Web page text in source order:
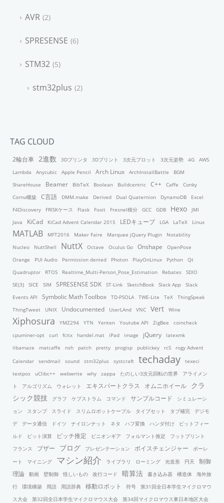
AVR 2
SPRESENSE 6
STM32 5
stm32plus 2
TAG CLOUD
2輪台車 2進数 3Dプリンタ 3Dプリント 3次元プロット 3次元姿勢 4G
AWS
Lambda
Anycubic Apple Pencil Arch Linux ArchInstallBattle
BGM
ShareHouse
Beamer BibTeX Boolean Buildcentric C++ Caffe
Conky
Cornu螺旋
C言語 DMM.make Derived Dual Quaternion DynamoDB
Excel
F4Discovery
FRISKケース Flask Foxit Fresnel積分 GCC GDB Hexo
JMI
Java
KiCad KiCad Advent Calendar 2015 LEDキューブ LGA LaTeX Linux
MATLAB MFT2016 Maker Faire Marquee jQuery Plugin
Notability
Nucleo
NuttShell NuttX Octave Oculus Go Onshape
OpenPose
Orange
PUI Audio Permission denied Photon PlayOnLinux Python
Qt
Quadruptor
RTOS Realtime_Multi-Person_Pose_Estimation Rebates
SDIO
SE(3)
SICE SIM SPRESENSE SDK ST-Link SketchBook Slack App
Slack
Events API
Symbolic Math Toolbox TD-PSOLA TWE-Lite TeX
ThingSpeak
ThingTweet
UNIX Undocumented UserLAnd VNC Vert Wine
Xiphosura YMZ294 YTN Yenten Youtube API ZigBee
coincheck
cpuminer-opt
curl fcitx handel.mat iPad image jQuery
latexmk
libamaze
matcaffe nsh patch pretty progisp publickey rcS
rogy Advent
Calendar
sendmail sound stm32plus systcraft techaday
texeci
textpos
uClibc++ webwrite why zappa たのしい3次元回転の世界
アライメン
ト
アルゴリズム ウォレット エキスパートクラス オムニホイール クラ
シック競技
グラフ ケプストラム コマンド サンプルコード
シミュレーシ
ョン
スタンプ スライド スリムロボットケーブル タイプセット タブ補完
デジモ
デ
データ通信 ドイツ ナイロンナット ネタ ハフ変換 ハンダ付け
ビットフィー
ルド
ビット演算 ピッチ推定 ピニオンギア フォルマント推定
フットプリント
フランス
ブザー ブログ プレゼンテーション ボイスチェンジャー
ボーレ
ート
マイニング マシン紹介 ライブラリ ローミング 光造形 円天
制御
理論
動画 壁制御 怪しいもの 改行コード 暗算法 書き込み器 構造体
海外旅
行
環境構築 用語 用語辞典 移動ロボット 符号
第31回全日本学生マイクロマウ
ス大会
第32回全日本学生マイクロマウス大会
第34回マイクロマウス東日本地区大会